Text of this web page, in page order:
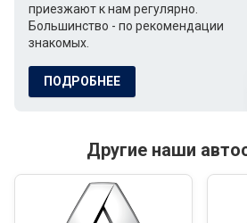
приезжают к нам регулярно.
Большинство - по рекомендации
знакомых.
ПОДРОБНЕЕ
Другие наши